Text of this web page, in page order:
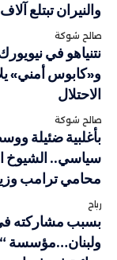
والنيران تبتلع
صالح شوكة
نتنياهو في
و«كابوس أمني»
الاحتلال
صالح شوكة
بأغلبية ضئيلة
سياسي.. الشيوخ
محامي ترامب
رباح
بسبب مشاركته
ولبنان…مؤسسة